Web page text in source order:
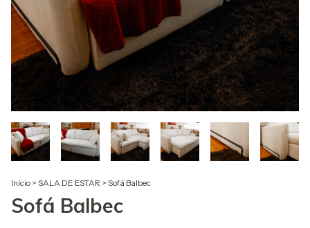
Início > SALA DE ESTAR > Sofá Balbec
Sofá Balbec